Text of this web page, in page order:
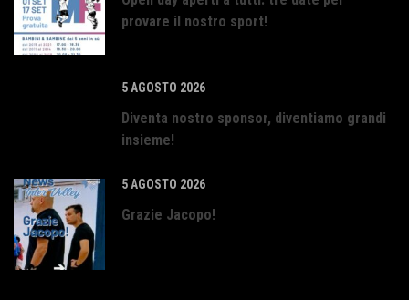
provare il nostro sport!
5 AGOSTO 2026
Diventa nostro sponsor, diventiamo grandi
insieme!
5 AGOSTO 2026
Grazie Jacopo!